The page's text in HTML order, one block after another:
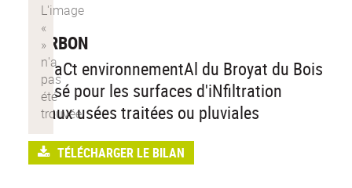
CARBON
impaCt environnementAl du Broyat du Bois
utilisé pour les surfaces d'iNfiltration
d'eaux usées traitées ou pluviales
TÉLÉCHARGER LE BILAN